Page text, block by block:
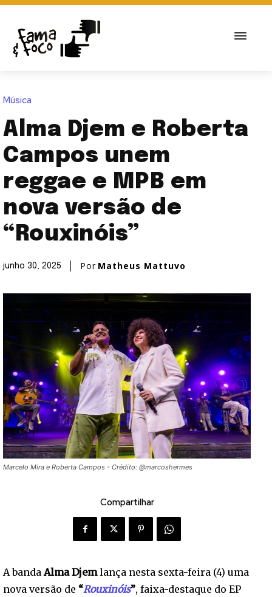
Música
Alma Djem e Roberta
Campos unem
reggae e MPB em
nova versão de
“Rouxinóis”
junho 30, 2025 Por Matheus Mattuvo
Marcelo Mira e Roberta Campos - Crédito: @marcoshermes
Compartilhar
A bandaAlma Djemlança nesta sexta-feira (4) uma
nova versão de “Rouxinóis”, faixa-destaque do EP